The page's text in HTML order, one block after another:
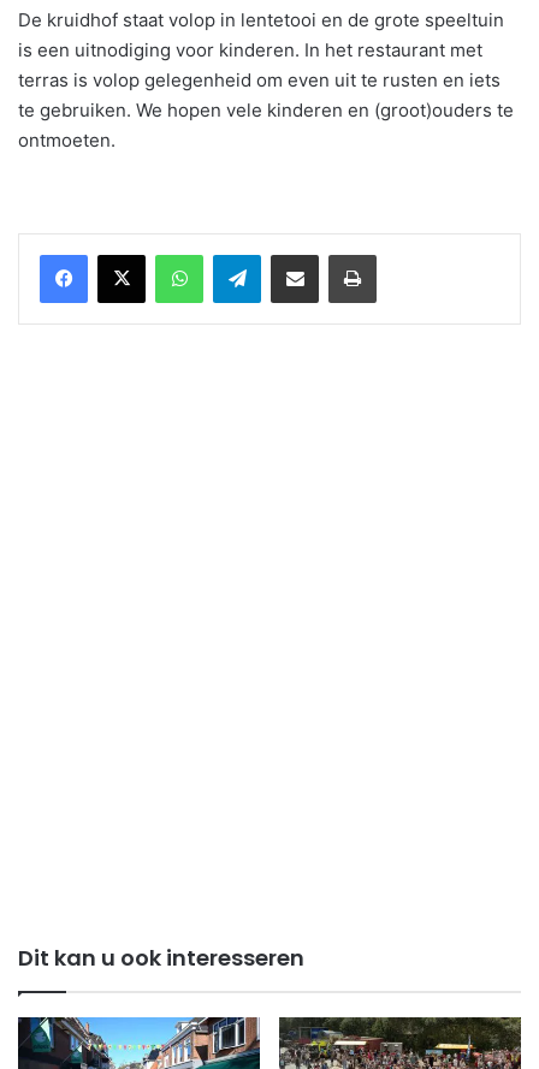
De kruidhof staat volop in lentetooi en de grote speeltuin
is een uitnodiging voor kinderen. In het restaurant met
terras is volop gelegenheid om even uit te rusten en iets
te gebruiken. We hopen vele kinderen en (groot)ouders te
ontmoeten.
WhatsAppTelegramDelen via Email Print
Dit kan u ook interesseren